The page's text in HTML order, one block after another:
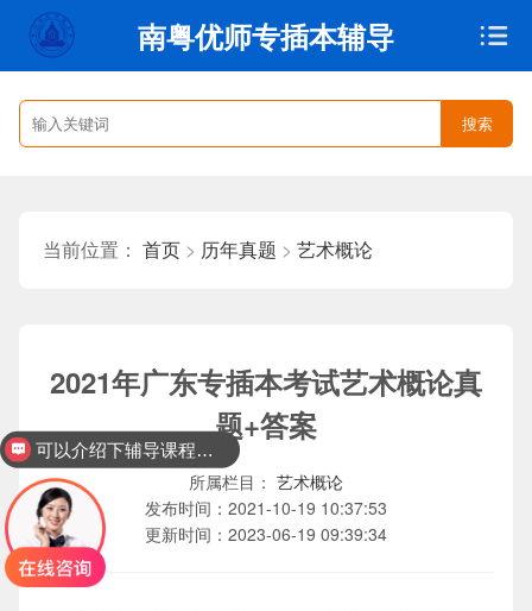
南粤优师专插本辅导
搜索
当前位置： 首页 > 历年真题 > 艺术概论
2021年广东专插本考试艺术概论真
题+答案
所属栏目： 艺术概论
发布时间： 2021-10-19 10:37:53
更新时间： 2023-06-19 09:39:34